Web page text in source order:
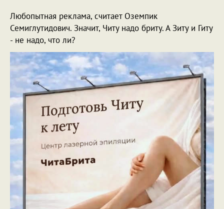
Любопытная реклама, считает Оземпик
Семиглутидович. Значит, Читу надо бриту. А Зиту и Гиту
- не надо, что ли?